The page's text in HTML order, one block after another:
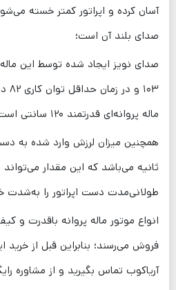
آسان کرده و اپراتور کمتر خسته
صدای بلند آن است؛
صدای نویز ایجاد شده توسط این
ماله پروانه‌ای قدرتمند ۱۲۰ سانتی است.
ثانیه می‌باشد که این مقدار
طولانی‌مدت دست اپراتور را به‌شدت
انواع موتور ماله پروانه‌ باقدرت و
فروش می‌رسند؛ بنابراین قبل از خرید
آریاکوب تماس بگیرید و از مشاوره